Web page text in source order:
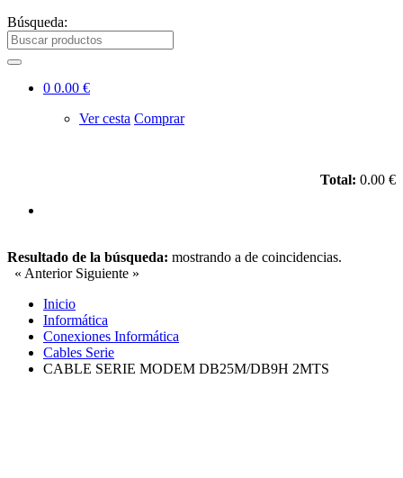
Búsqueda:
0 0.00 €
Ver cesta Comprar
Total: 0.00 €
Resultado de la búsqueda: mostrando a de coincidencias.
« Anterior Siguiente »
Inicio
Informática
Conexiones Informática
Cables Serie
CABLE SERIE MODEM DB25M/DB9H 2MTS